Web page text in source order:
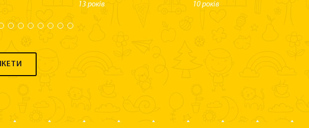
13 років 10 років